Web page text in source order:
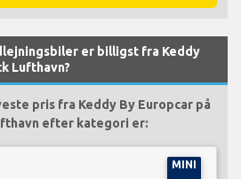
er billigst fra Keddy
Lufthavn?
pris fra Keddy By Europcar på
efter kategori er:
MINI